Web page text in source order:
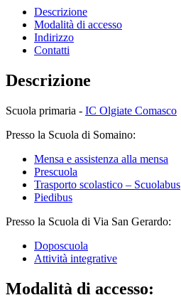
Descrizione
Modalità di accesso
Indirizzo
Contatti
Descrizione
Scuola primaria - IC Olgiate Comasco
Presso la Scuola di Somaino:
Mensa e assistenza alla mensa
Prescuola
Trasporto scolastico – Scuolabus
Piedibus
Presso la Scuola di Via San Gerardo:
Doposcuola
Attività integrative
Modalità di accesso: